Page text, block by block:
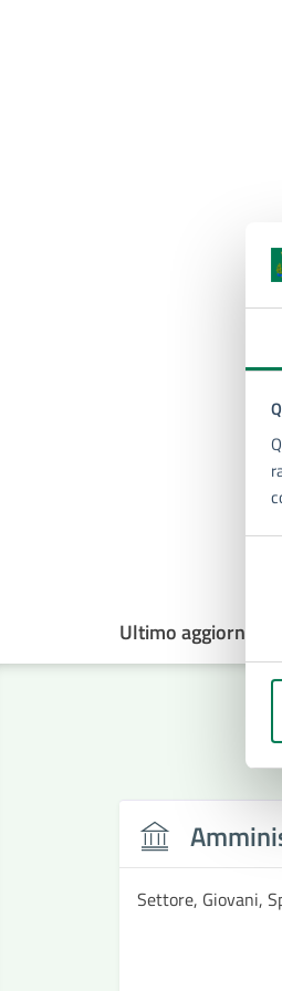
Ultimo
Settore, Giovani,